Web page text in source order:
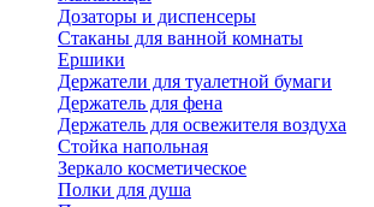
Дозаторы и диспенсеры
Стаканы для ванной комнаты
Ершики
Держатели для туалетной бумаги
Держатель для фена
Держатель для освежителя воздуха
Стойка напольная
Зеркало косметическое
Полки для душа